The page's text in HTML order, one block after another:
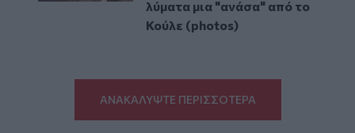
λύματα μια "ανάσα" από το
Κούλε (photos)
ΑΝΑΚΑΛΥΨΤΕ ΠΕΡΙΣΣΟΤΕΡΑ